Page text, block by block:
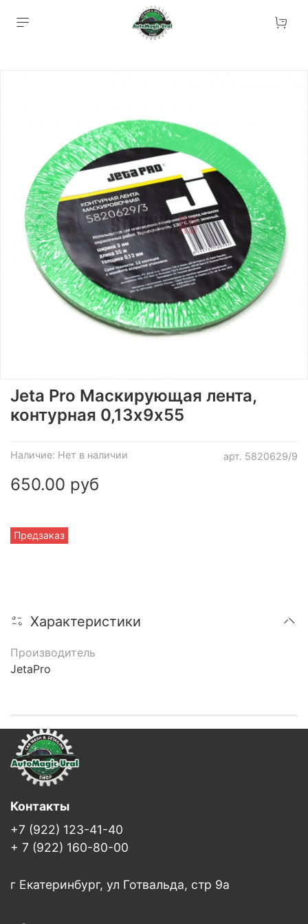
арт. 5820629/9
Наличие: Нет в наличии
Предзаказ
Jeta Pro Маскирующая лента,
контурная 0,13х9х55
650.00 руб
Характеристики
Производитель
JetaPro
Контакты
+7 (922) 123-41-40
+ 7 (922) 160-80-00
г Екатеринбург, ул Готвальда, стр 9а